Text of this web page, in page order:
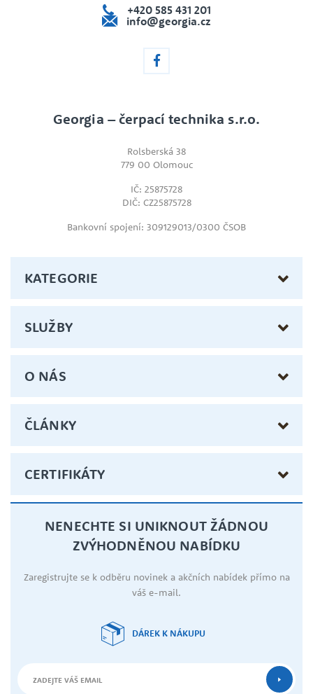
+420 585 431 201
info@georgia.cz
Georgia – čerpací technika s.r.o.
Rolsberská 38
779 00 Olomouc
IČ: 25875728
DIČ: CZ25875728
Bankovní spojení: 309129013/0300 ČSOB
KATEGORIE
SLUŽBY
O NÁS
ČLÁNKY
CERTIFIKÁTY
NENECHTE SI UNIKNOUT ŽÁDNOU
ZVÝHODNĚNOU NABÍDKU
Zaregistrujte se k odběru novinek a akčních nabídek přímo na
váš e-mail.
DÁREK K NÁKUPU